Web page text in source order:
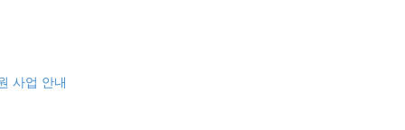
사업 안내